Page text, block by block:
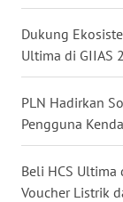
Dukung
Ultima di GIIAS
PLN Hadirkan
Pengguna
Beli HCS Ultima
Voucher Listrik
WN
TANJUNG
LESUNG
WN
KARO
WN